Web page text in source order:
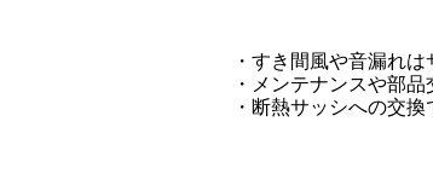
・すき間風や音漏れ
・メンテナンスや部
・断熱サッシへの交